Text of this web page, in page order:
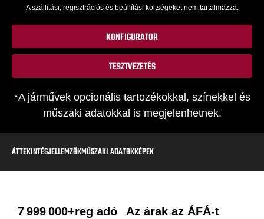
A szállítási, regisztrációs és beállítási költségeket nem tartalmazza.
KONFIGURATOR
TESZTVEZETÉS
*A járművek opcionális tartozékokkal, színekkel és
műszaki adatokkal is megjelenhetnek.
ÁTTEKINTÉSJELLEMZŐKMŰSZAKI ADATOKKÉPEK
+reg adó
7 999 000
Az árak az ÁFÁ-t